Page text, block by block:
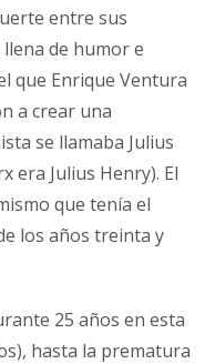
entre sus
de humor e
que Enrique Ventura
a crear una
se llamaba Julius
era Julius Henry). El
que tenía el
los años treinta y
25 años en esta
hasta la prematura